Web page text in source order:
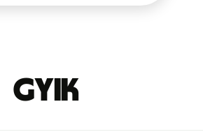
GYIK